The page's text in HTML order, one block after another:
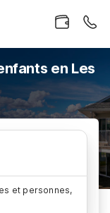
en Les
et personnes,